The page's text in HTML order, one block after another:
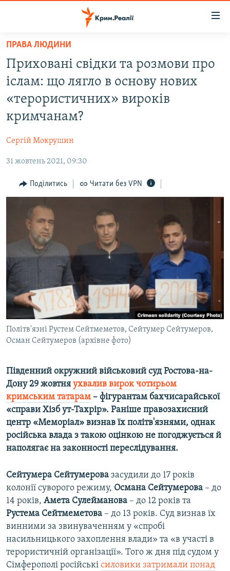
Перейти
основного
матеріалу
до
основної
Перейти
до
ВОДА.КРИМ
ПОГЛЯД
ІНТЕРВ'Ю
ВСЕ ЗА ДЕНЬ
ДЕПОРТАЦІЯ
ВІДЕОУРОКИ «ELIFBE»
СВІДЧЕННЯ ОКУПАЦІЇ
УКРАЇНСЬКА ПРОБЛЕМА КРИМУ
ІНФОГРАФІКА
ЯК ОБІЙТИ БЛОКУВАННЯ
Русский
Qırımtatar
ДОЛУЧАЙСЯ!
Усі сайти RFE/RL
ПРАВА ЛЮДИНИ
Приховані свідки та розмови про
іслам: що лягло в основу нових
«терористичних» вироків
кримчанам?
Сергій Мокрушин
31 жовтень 2021, 09:30
Поділитись Читати без VPN
Політв'язні Рустем Сейтмеметов, Сейтумер Сейтумеров,
Осман Сейтумеров (архівне фото)
Південний окружний військовий суд Ростова-на-
Дону 29 жовтня ухвалив вирок чотирьом
кримським татарам – фігурантам бахчисарайської
«справи Хізб ут-Тахрір». Раніше правозахисний
центр «Меморіал» визнав їх політв'язнями, однак
російська влада з такою оцінкою не погоджується й
наполягає на законності переслідування.
Сейтумера Сейтумерова засудили до 17 років
колонії суворого режиму, Османа Сейтумерова – до
14 років, Амета Сулейманова – до 12 років та
Рустема Сейтмеметова – до 13 років. Суд визнав їх
винними за звинуваченням у «спробі
насильницького захоплення влади» та «в участі в
терористичній організації». Того ж дня під судом у
Сімферополі російські силовики затримали понад